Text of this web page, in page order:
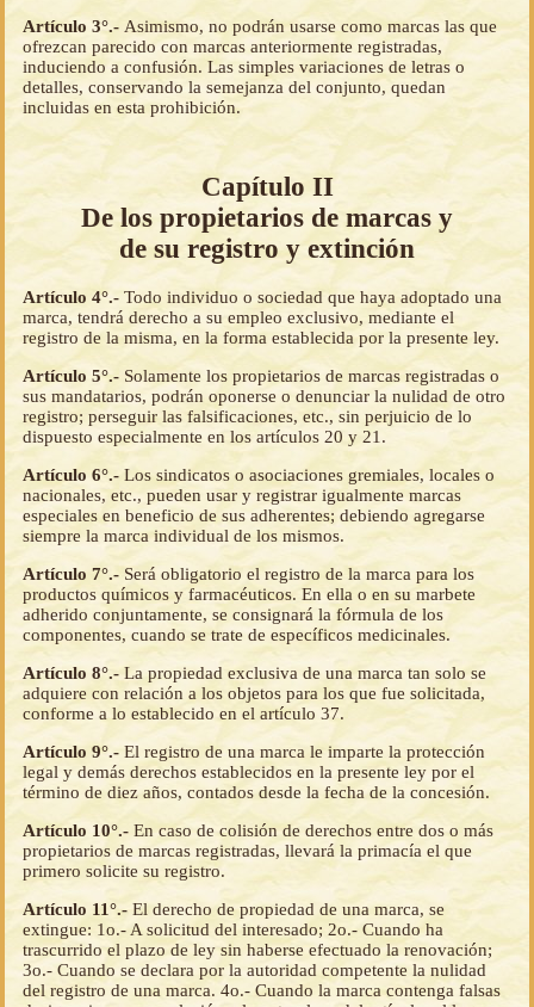
Artículo 3°.- Asimismo, no podrán usarse como marcas las que
ofrezcan parecido con marcas anteriormente registradas,
induciendo a confusión. Las simples variaciones de letras o
detalles, conservando la semejanza del conjunto, quedan
incluidas en esta prohibición.
Capítulo II
De los propietarios de marcas y
de su registro y extinción
Artículo 4°.- Todo individuo o sociedad que haya adoptado una
marca, tendrá derecho a su empleo exclusivo, mediante el
registro de la misma, en la forma establecida por la presente ley.
Artículo 5°.- Solamente los propietarios de marcas registradas o
sus mandatarios, podrán oponerse o denunciar la nulidad de otro
registro; perseguir las falsificaciones, etc., sin perjuicio de lo
dispuesto especialmente en los artículos 20 y 21.
Artículo 6°.- Los sindicatos o asociaciones gremiales, locales o
nacionales, etc., pueden usar y registrar igualmente marcas
especiales en beneficio de sus adherentes; debiendo agregarse
siempre la marca individual de los mismos.
Artículo 7°.- Será obligatorio el registro de la marca para los
productos químicos y farmacéuticos. En ella o en su marbete
adherido conjuntamente, se consignará la fórmula de los
componentes, cuando se trate de específicos medicinales.
Artículo 8°.- La propiedad exclusiva de una marca tan solo se
adquiere con relación a los objetos para los que fue solicitada,
conforme a lo establecido en el artículo 37.
Artículo 9°.- El registro de una marca le imparte la protección
legal y demás derechos establecidos en la presente ley por el
término de diez años, contados desde la fecha de la concesión.
Artículo 10°.- En caso de colisión de derechos entre dos o más
propietarios de marcas registradas, llevará la primacía el que
primero solicite su registro.
Artículo 11°.- El derecho de propiedad de una marca, se
extingue: 1o.- A solicitud del interesado; 2o.- Cuando ha
trascurrido el plazo de ley sin haberse efectuado la renovación;
3o.- Cuando se declara por la autoridad competente la nulidad
del registro de una marca. 4o.- Cuando la marca contenga falsas